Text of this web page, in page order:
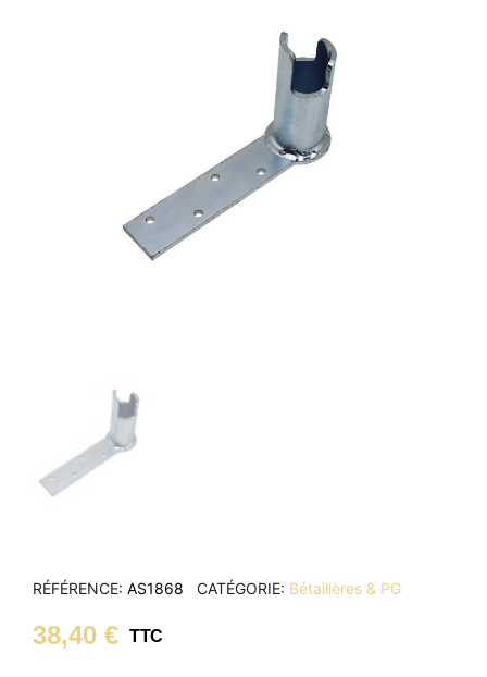
RÉFÉRENCE AS1868 CATÉGORIE Bétaillères & PG
38,40 € TTC